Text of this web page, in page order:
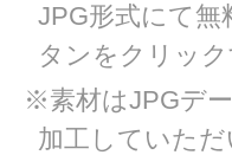
JPG形式にて無
タンをクリック
※素材はJPGデ
加工していただ